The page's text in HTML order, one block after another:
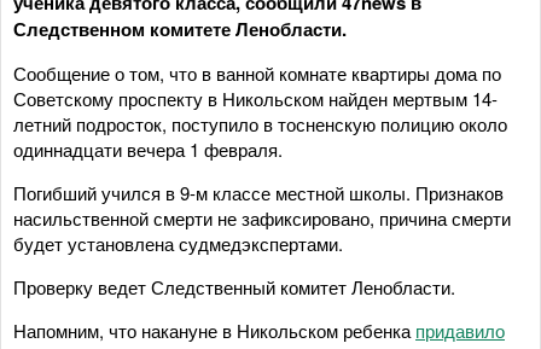
Следственном комитете Ленобласти.
Сообщение о том, что в ванной комнате квартиры дома по
Советскому проспекту в Никольском найден мертвым 14-
летний подросток, поступило в тосненскую полицию около
одиннадцати вечера 1 февраля.
Погибший учился в 9-м классе местной школы. Признаков
насильственной смерти не зафиксировано, причина смерти
будет установлена судмедэкспертами.
Проверку ведет Следственный комитет Ленобласти.
Напомним, что накануне в Никольском ребенка придавило